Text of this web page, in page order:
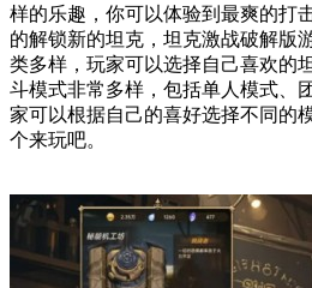
样的乐趣，你可以体验到最爽的打
的解锁新的坦克，坦克激战破解版
类多样，玩家可以选择自己喜欢的
斗模式非常多样，包括单人模式、
家可以根据自己的喜好选择不同的
个来玩吧。